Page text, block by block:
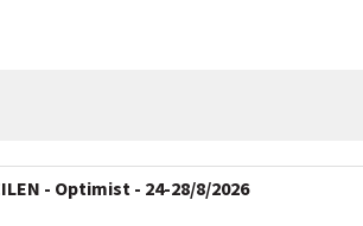
- Optimist - 24-28/8/2026